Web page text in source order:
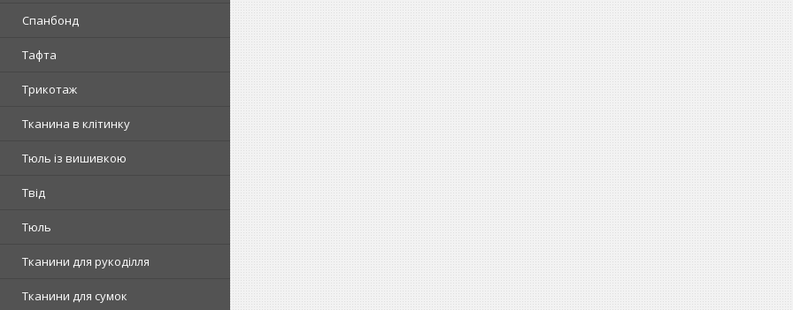
Спанбонд
Тафта
Трикотаж
Тканина в клітинку
Тюль із вишивкою
Твід
Тюль
Тканини для рукоділля
Тканини для сумок